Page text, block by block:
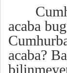
acaba
acaba?